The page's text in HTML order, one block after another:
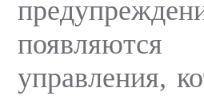
управления,